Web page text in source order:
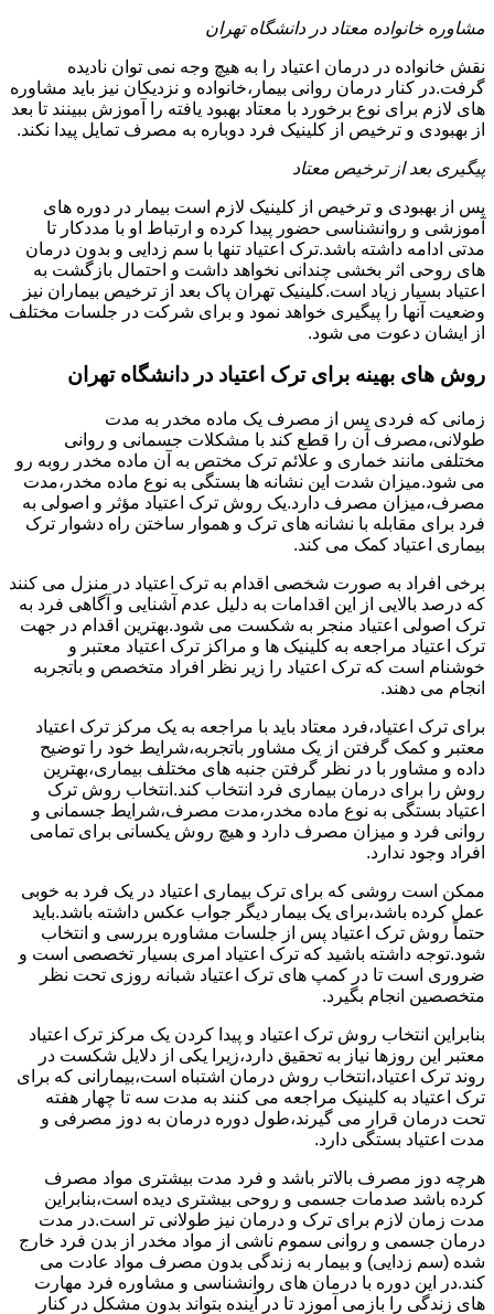
مشاوره خانواده معتاد در دانشگاه تهران
نقش خانواده در درمان اعتیاد را به هیچ وجه نمی توان نادیده
گرفت.در کنار درمان روانی بیمار،خانواده و نزدیکان نیز باید مشاوره
های لازم برای نوع برخورد با معتاد بهبود یافته را آموزش ببینند تا بعد
از بهبودی و ترخیص از کلینیک فرد دوباره به مصرف تمایل پیدا نکند.
پیگیری بعد از ترخیص معتاد
پس از بهبودی و ترخیص از کلینیک لازم است بیمار در دوره های
آموزشی و روانشناسی حضور پیدا کرده و ارتباط او با مددکار تا
مدتی ادامه داشته باشد.ترک اعتیاد تنها با سم زدایی و بدون درمان
های روحی اثر بخشی چندانی نخواهد داشت و احتمال بازگشت به
اعتیاد بسیار زیاد است.کلینیک تهران پاک بعد از ترخیص بیماران نیز
وضعیت آنها را پیگیری خواهد نمود و برای شرکت در جلسات مختلف
از ایشان دعوت می شود.
روش های بهینه برای ترک اعتیاد در دانشگاه تهران
زمانی که فردی پس از مصرف یک ماده مخدر به مدت
طولانی،مصرف آن را قطع کند با مشکلات جسمانی و روانی
مختلفی مانند خماری و علائم ترک مختص به آن ماده مخدر روبه رو
می شود.میزان شدت این نشانه ها بستگی به نوع ماده مخدر،مدت
مصرف،میزان مصرف دارد.یک روش ترک اعتیاد مؤثر و اصولی به
فرد برای مقابله با نشانه های ترک و هموار ساختن راه دشوار ترک
بیماری اعتیاد کمک می کند.
برخی افراد به صورت شخصی اقدام به ترک اعتیاد در منزل می کنند
که درصد بالایی از این اقدامات به دلیل عدم آشنایی و آگاهی فرد به
ترک اصولی اعتیاد منجر به شکست می شود.بهترین اقدام در جهت
ترک اعتیاد مراجعه به کلینیک ها و مراکز ترک اعتیاد معتبر و
خوشنام است که ترک اعتیاد را زیر نظر افراد متخصص و باتجربه
انجام می دهند.
برای ترک اعتیاد،فرد معتاد باید با مراجعه به یک مرکز ترک اعتیاد
معتبر و کمک گرفتن از یک مشاور باتجربه،شرایط خود را توضیح
داده و مشاور با در نظر گرفتن جنبه های مختلف بیماری،بهترین
روش را برای درمان بیماری فرد انتخاب کند.انتخاب روش ترک
اعتیاد بستگی به نوع ماده مخدر،مدت مصرف،شرایط جسمانی و
روانی فرد و میزان مصرف دارد و هیچ روش یکسانی برای تمامی
افراد وجود ندارد.
ممکن است روشی که برای ترک بیماری اعتیاد در یک فرد به خوبی
عمل کرده باشد،برای یک بیمار دیگر جواب عکس داشته باشد.باید
حتماً روش ترک اعتیاد پس از جلسات مشاوره بررسی و انتخاب
شود.توجه داشته باشید که ترک اعتیاد امری بسیار تخصصی است و
ضروری است تا در کمپ های ترک اعتیاد شبانه روزی تحت نظر
متخصصین انجام بگیرد.
بنابراین انتخاب روش ترک اعتیاد و پیدا کردن یک مرکز ترک اعتیاد
معتبر این روزها نیاز به تحقیق دارد،زیرا یکی از دلایل شکست در
روند ترک اعتیاد،انتخاب روش درمان اشتباه است،بیمارانی که برای
ترک اعتیاد به کلینیک مراجعه می کنند به مدت سه تا چهار هفته
تحت درمان قرار می گیرند،طول دوره درمان به دوز مصرفی و
مدت اعتیاد بستگی دارد.
هرچه دوز مصرف بالاتر باشد و فرد مدت بیشتری مواد مصرف
کرده باشد صدمات جسمی و روحی بیشتری دیده است،بنابراین
مدت زمان لازم برای ترک و درمان نیز طولانی تر است.در مدت
درمان جسمی و روانی سموم ناشی از مواد مخدر از بدن فرد خارج
شده (سم زدایی) و بیمار به زندگی بدون مصرف مواد عادت می
کند.در این دوره با درمان های روانشناسی و مشاوره فرد مهارت
های زندگی را بازمی آموزد تا در آینده بتواند بدون مشکل در کنار